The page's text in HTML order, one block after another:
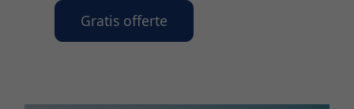
Gratis offerte